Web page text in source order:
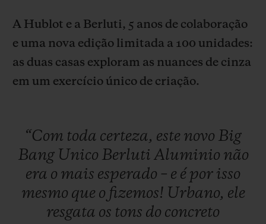
A Hublot e a Berluti, 5 anos de colaboração
e uma nova edição limitada a 100 unidades:
as duas casas exploram as nuances de cinza
em um exercício único de criação.
“Com toda certeza, este novo Big
Bang Unico Berluti Aluminio não
era o mais esperado – e é por isso
mesmo que o fizemos! Urbano, ele
resgata os tons do concreto
ENTREGA PROGRAMADA
PAGAMENTO SEGURO
EMBALAGEM DE PRESENTES